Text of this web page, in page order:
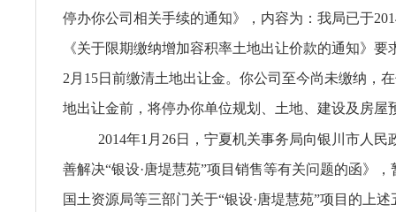
停办你公司相关手续的通知》，内容为：我局已于
《关于限期缴纳增加容积率土地出让价款的通知》要
2月15日前缴清土地出让金。你公司至今尚未缴纳，
地出让金前，将停办你单位规划、土地、建设及房屋
2014年1月26日，宁夏机关事务局向银川市人民
善解决“银设·唐堤慧苑”项目销售等有关问题的函》
国土资源局等三部门关于“银设·唐堤慧苑”项目的上述